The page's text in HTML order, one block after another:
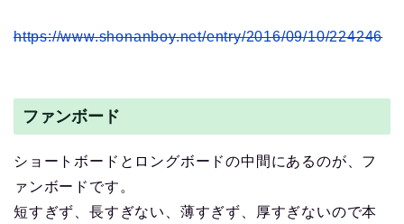
https://www.shonanboy.net/entry/2016/09/10/224246
ファンボード
ショートボードとロングボードの中間にあるのが、フ
ァンボードです。
短すぎず、長すぎない、薄すぎず、厚すぎないので本